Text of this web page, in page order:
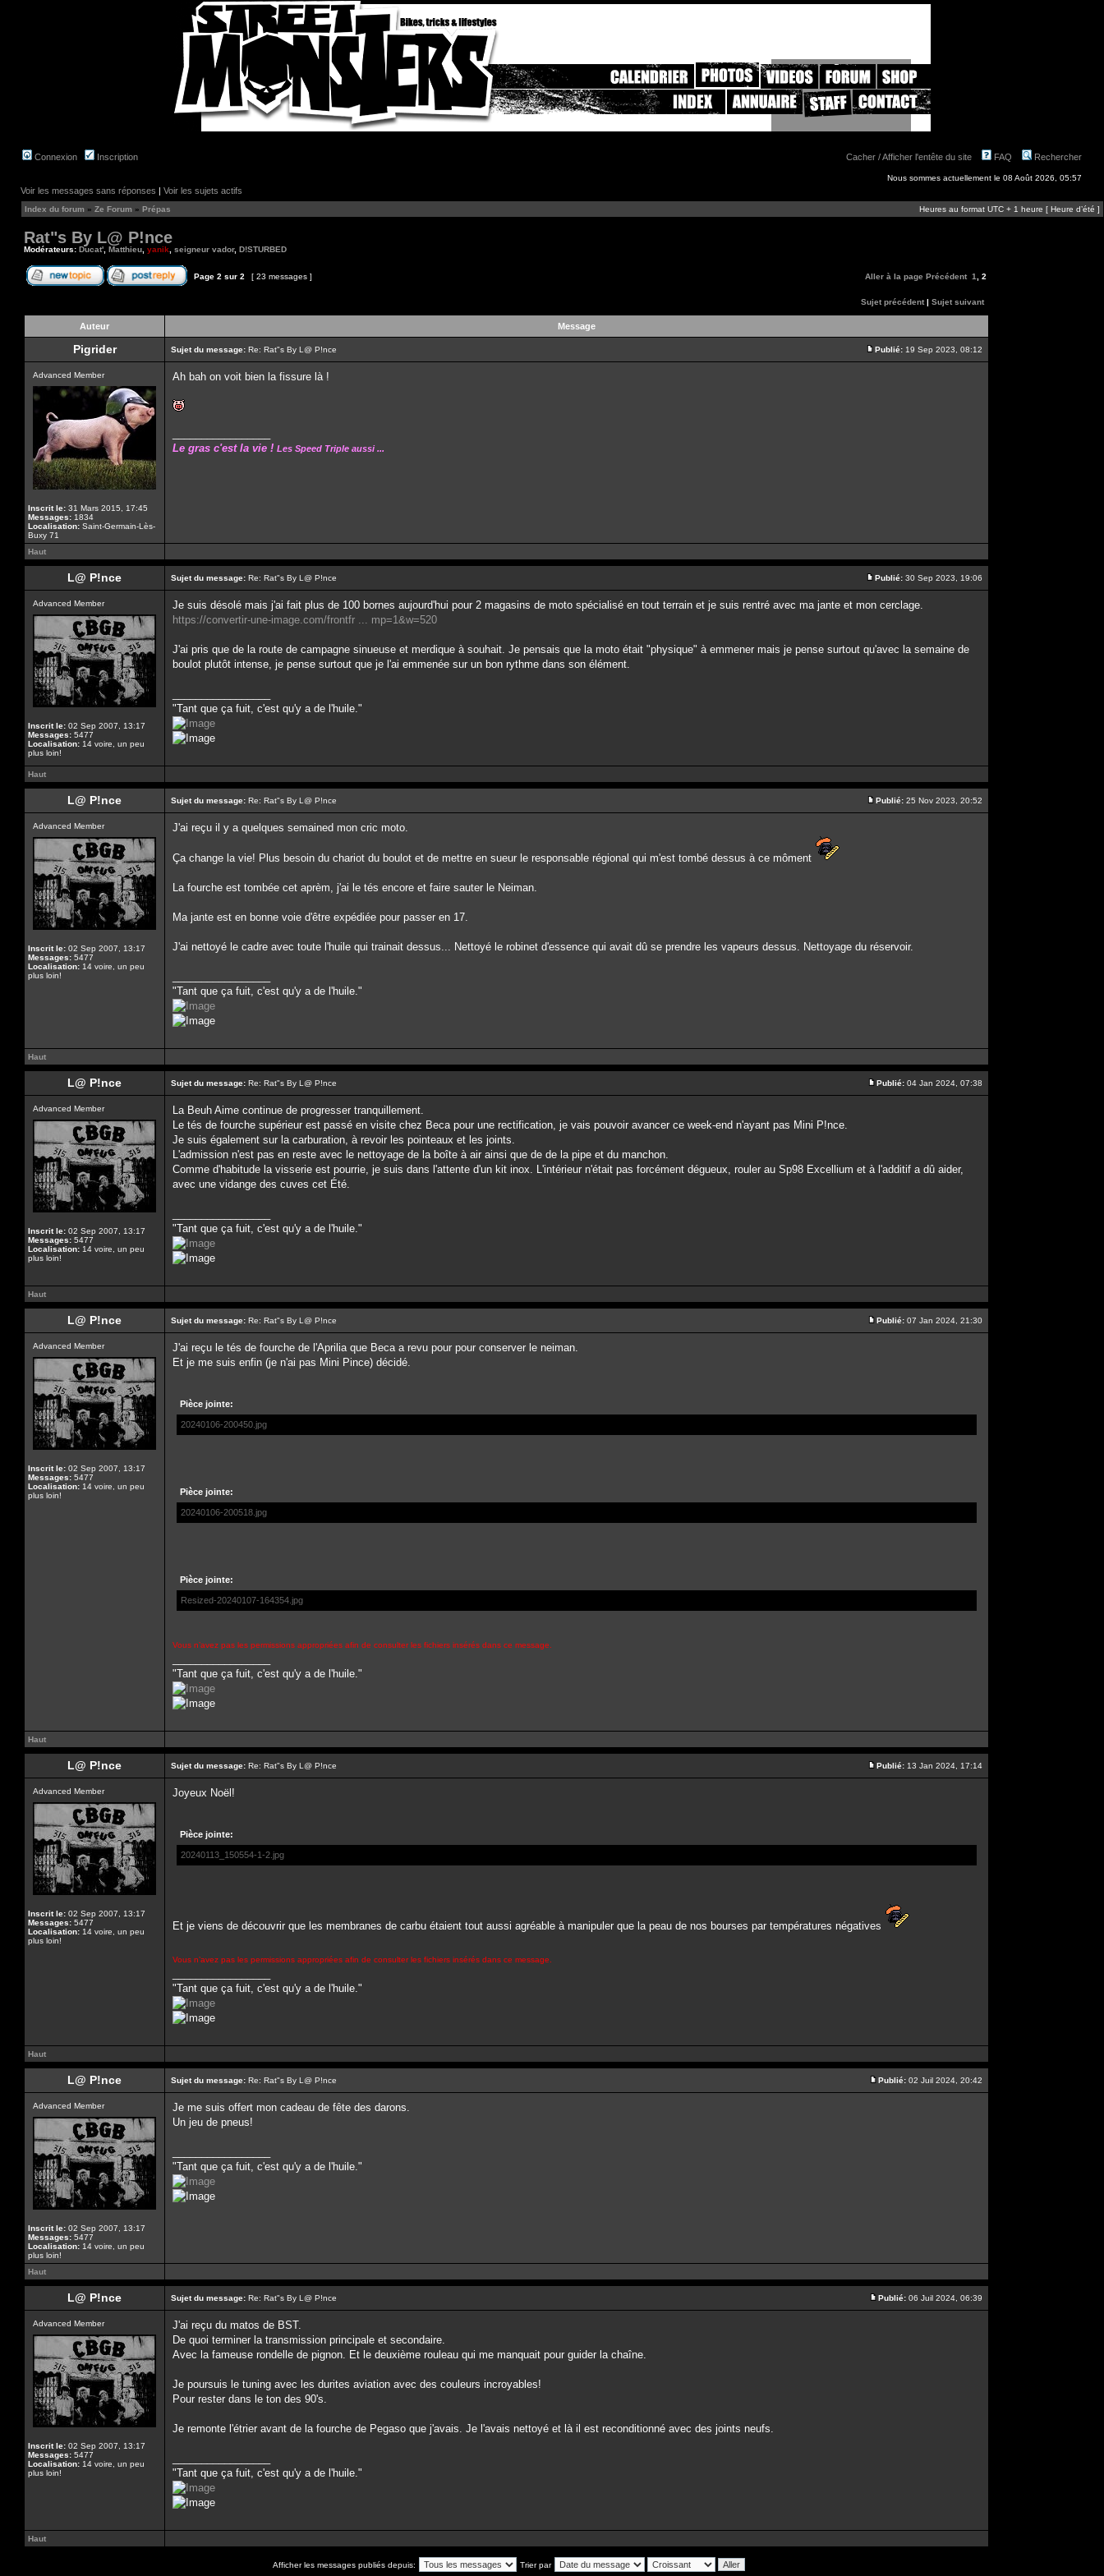
Connexion Inscription Cacher / Afficher l'entête du site FAQ Rechercher
Nous sommes actuellement le 08 Août 2026, 05:57
Voir les messages sans réponses | Voir les sujets actifs
Index du forum » Ze Forum » Prépas Heures au format UTC + 1 heure [ Heure d’été ]
Rat"s By L@ P!nce
Modérateurs: Ducat' Matthieu yanik seigneur vador, D!STURBED
Page 2 sur 2 [ 23 messages ] Aller à la page Précédent 1 2
Sujet précédent | Sujet suivant
Auteur Message
Pigrider Sujet du message: Re: Rat"s By L@ P!nce Publié: 19 Sep 2023, 08:12
Advanced Member
Inscrit le: 31 Mars 2015, 17:45
Messages: 1834
Localisation: Saint-Germain-Lès-
Buxy 71
Ah bah on voit bien la fissure là !
Le gras c'est la vie ! Les Speed Triple aussi ...
Haut
L@ P!nce Sujet du message: Re: Rat"s By L@ P!nce Publié: 30 Sep 2023, 19:06
Advanced Member
Inscrit le: 02 Sep 2007, 13:17
Messages: 5477
Localisation: 14 voire, un peu
plus loin!
Je suis désolé mais j'ai fait plus de 100 bornes aujourd'hui pour 2 magasins de moto spécialisé en tout terrain et je suis rentré avec ma jante et mon cerclage.
https://convertir-une-image.com/frontfr ... mp=1&w=520
J'ai pris que de la route de campagne sinueuse et merdique à souhait. Je pensais que la moto était "physique" à emmener mais je pense surtout qu'avec la semaine de
boulot plutôt intense, je pense surtout que je l'ai emmenée sur un bon rythme dans son élément.
"Tant que ça fuit, c'est qu'y a de l'huile."
Haut
L@ P!nce Sujet du message: Re: Rat"s By L@ P!nce Publié: 25 Nov 2023, 20:52
Advanced Member
Inscrit le: 02 Sep 2007, 13:17
Messages: 5477
Localisation: 14 voire, un peu
plus loin!
J'ai reçu il y a quelques semained mon cric moto.
Ça change la vie! Plus besoin du chariot du boulot et de mettre en sueur le responsable régional qui m'est tombé dessus à ce môment
La fourche est tombée cet aprèm, j'ai le tés encore et faire sauter le Neiman.
Ma jante est en bonne voie d'être expédiée pour passer en 17.
J'ai nettoyé le cadre avec toute l'huile qui trainait dessus... Nettoyé le robinet d'essence qui avait dû se prendre les vapeurs dessus. Nettoyage du réservoir.
"Tant que ça fuit, c'est qu'y a de l'huile."
Haut
L@ P!nce Sujet du message: Re: Rat"s By L@ P!nce Publié: 04 Jan 2024, 07:38
Advanced Member
Inscrit le: 02 Sep 2007, 13:17
Messages: 5477
Localisation: 14 voire, un peu
plus loin!
La Beuh Aime continue de progresser tranquillement.
Le tés de fourche supérieur est passé en visite chez Beca pour une rectification, je vais pouvoir avancer ce week-end n'ayant pas Mini P!nce.
Je suis également sur la carburation, à revoir les pointeaux et les joints.
L'admission n'est pas en reste avec le nettoyage de la boîte à air ainsi que de de la pipe et du manchon.
Comme d'habitude la visserie est pourrie, je suis dans l'attente d'un kit inox. L'intérieur n'était pas forcément dégueux, rouler au Sp98 Excellium et à l'additif a dû aider,
avec une vidange des cuves cet Été.
"Tant que ça fuit, c'est qu'y a de l'huile."
Haut
L@ P!nce Sujet du message: Re: Rat"s By L@ P!nce Publié: 07 Jan 2024, 21:30
Advanced Member
Inscrit le: 02 Sep 2007, 13:17
Messages: 5477
Localisation: 14 voire, un peu
plus loin!
J'ai reçu le tés de fourche de l'Aprilia que Beca a revu pour pour conserver le neiman.
Et je me suis enfin (je n'ai pas Mini Pince) décidé.
Pièce jointe:
20240106-200450.jpg
Pièce jointe:
20240106-200518.jpg
Pièce jointe:
Resized-20240107-164354.jpg
Vous n’avez pas les permissions appropriées afin de consulter les fichiers insérés dans ce message.
"Tant que ça fuit, c'est qu'y a de l'huile."
Haut
L@ P!nce Sujet du message: Re: Rat"s By L@ P!nce Publié: 13 Jan 2024, 17:14
Advanced Member
Inscrit le: 02 Sep 2007, 13:17
Messages: 5477
Localisation: 14 voire, un peu
plus loin!
Joyeux Noël!
Pièce jointe:
20240113_150554-1-2.jpg
Et je viens de découvrir que les membranes de carbu étaient tout aussi agréable à manipuler que la peau de nos bourses par températures négatives
Vous n’avez pas les permissions appropriées afin de consulter les fichiers insérés dans ce message.
"Tant que ça fuit, c'est qu'y a de l'huile."
Haut
L@ P!nce Sujet du message: Re: Rat"s By L@ P!nce Publié: 02 Juil 2024, 20:42
Advanced Member
Inscrit le: 02 Sep 2007, 13:17
Messages: 5477
Localisation: 14 voire, un peu
plus loin!
Je me suis offert mon cadeau de fête des darons.
Un jeu de pneus!
"Tant que ça fuit, c'est qu'y a de l'huile."
Haut
L@ P!nce Sujet du message: Re: Rat"s By L@ P!nce Publié: 06 Juil 2024, 06:39
Advanced Member
Inscrit le: 02 Sep 2007, 13:17
Messages: 5477
Localisation: 14 voire, un peu
plus loin!
J'ai reçu du matos de BST.
De quoi terminer la transmission principale et secondaire.
Avec la fameuse rondelle de pignon. Et le deuxième rouleau qui me manquait pour guider la chaîne.
Je poursuis le tuning avec les durites aviation avec des couleurs incroyables!
Pour rester dans le ton des 90's.
Je remonte l'étrier avant de la fourche de Pegaso que j'avais. Je l'avais nettoyé et là il est reconditionné avec des joints neufs.
"Tant que ça fuit, c'est qu'y a de l'huile."
Haut
Afficher les messages publiés depuis: Trier par